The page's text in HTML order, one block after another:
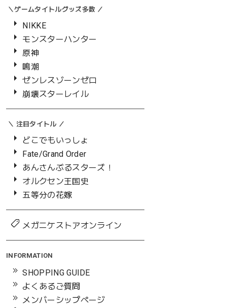
＼ゲームタイトルグッズ多数 ／
NIKKE
モンスターハンター
原神
鳴潮
ゼンレスゾーンゼロ
崩壊スターレイル
＼ 注目タイトル ／
どこでもいっしょ
Fate/Grand Order
あんさんぶるスターズ！
オルクセン王国史
五等分の花嫁
メガニケストアオンライン
INFORMATION
SHOPPING GUIDE
よくあるご質問
メンバーシップページ
ンサー Black outfit ver.が登場！
限定書き下ろしイラストを使用しています。
TVアニメ『Fate/strange Fake』 アクリルキーホルダー ランサ
ー Black outfit ver.
＜素材＞
アクリル
＜サイズ＞
約H50mm×W48mm
＜販売元＞
＜発売元＞
株式会社コンテンツシード
#FatestrangeFake #Blackoutfit #アクキー #アクリルキーホル
＜ご購入前にご一読下さい＞
・発送予定日が別の商品を同時に予約注文された場合、発送予定
日が一番遅い商品に合わせて一括で発送となります。
・表示金額は税込み価格です。
・転売目的の購入と判断した場合、当店判断にて注文キャンセル